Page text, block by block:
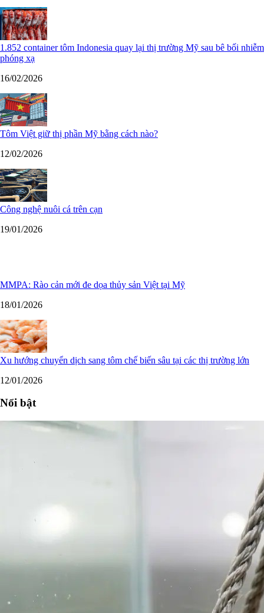
1.852 container tôm Indonesia quay lại thị trường Mỹ sau bê bối nhiễm
phóng xạ
16/02/2026
Tôm Việt giữ thị phần Mỹ bằng cách nào?
12/02/2026
Công nghệ nuôi cá trên cạn
19/01/2026
MMPA: Rào cản mới đe dọa thủy sản Việt tại Mỹ
18/01/2026
Xu hướng chuyển dịch sang tôm chế biến sâu tại các thị trường lớn
12/01/2026
Nổi bật